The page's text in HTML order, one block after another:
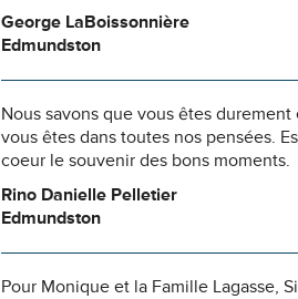
George LaBoissonnière
Edmundston
Nous savons que vous êtes
vous êtes dans toutes nos pensées.
coeur le souvenir des bons moments.
Rino Danielle Pelletier
Edmundston
Pour Monique et la Famille Lagasse,